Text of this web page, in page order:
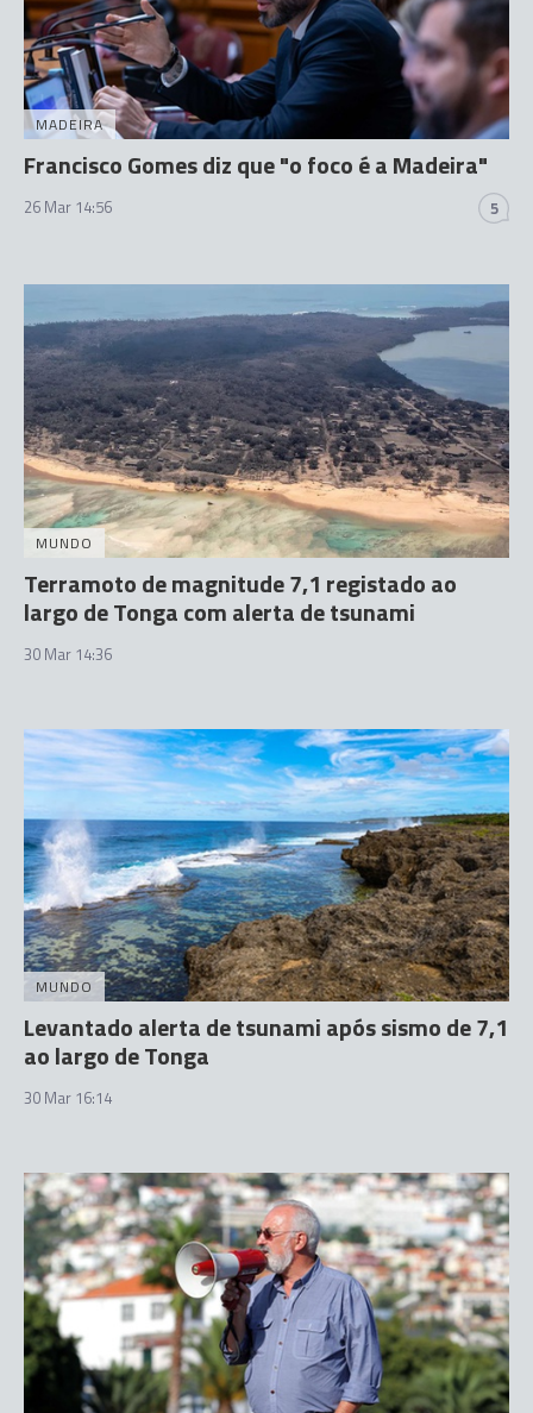
MADEIRA
Francisco Gomes diz que "o foco é a Madeira"
26 Mar 14:56 5
MUNDO
Terramoto de magnitude 7,1 registado ao
largo de Tonga com alerta de tsunami
30 Mar 14:36
MUNDO
Levantado alerta de tsunami após sismo de 7,1
ao largo de Tonga
30 Mar 16:14